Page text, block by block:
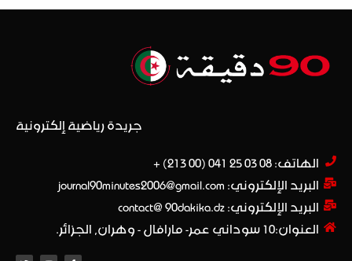
جريدة رياضية إلكترونية
الهاتف: 08 03 25 041 (00 213) +​
البريد الإلكتروني: journal90minutes2006@gmail.com
البريد الإلكتروني: contact@ 90dakika.dz
العنوان:10 سوداني عمر- مارافال - وهران, الجزائر.